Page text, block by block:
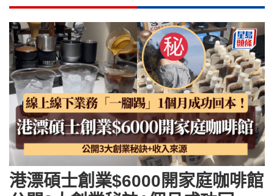
港漂碩士創業$6000開家庭咖啡館